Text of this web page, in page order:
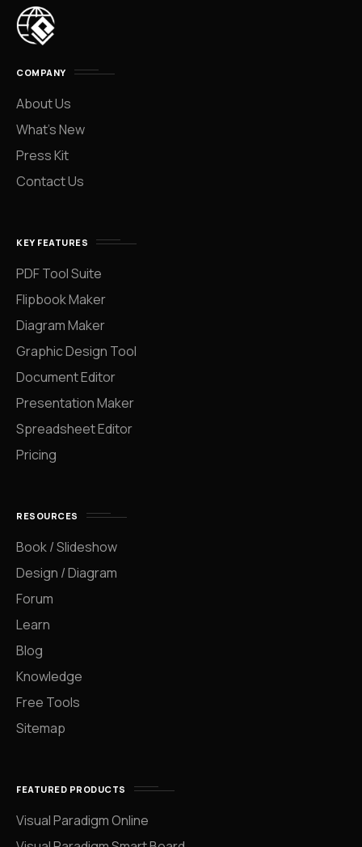
COMPANY
About Us
What’s New
Press Kit
Contact Us
KEY FEATURES
PDF Tool Suite
Flipbook Maker
Diagram Maker
Graphic Design Tool
Document Editor
Presentation Maker
Spreadsheet Editor
Pricing
RESOURCES
Book / Slideshow
Design / Diagram
Forum
Learn
Blog
Knowledge
Free Tools
Sitemap
FEATURED PRODUCTS
Visual Paradigm Online